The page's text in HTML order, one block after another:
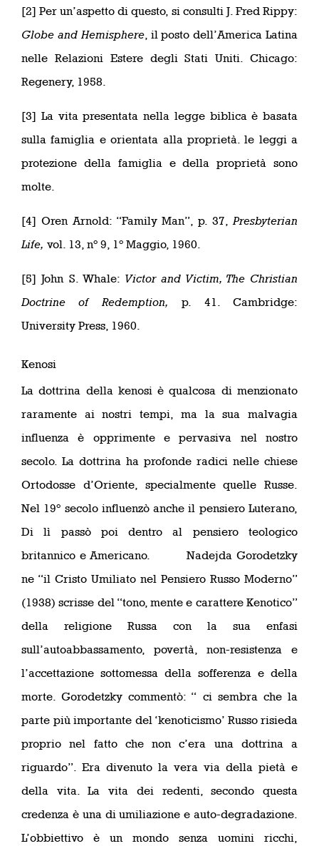
[2] Per un’aspetto di questo, si consulti J. Fred Rippy:
Globe and Hemisphere, il posto dell’America Latina
nelle Relazioni Estere degli Stati Uniti. Chicago:
Regenery, 1958.
[3] La vita presentata nella legge biblica è basata
sulla famiglia e orientata alla proprietà. le leggi a
protezione della famiglia e della proprietà sono
molte.
[4] Oren Arnold: “Family Man”, p. 37,Presbyterian
Life, vol. 13, n° 9, 1° Maggio, 1960.
[5] John S. Whale: Victor and Victim, The Christian
Doctrine of Redemption, p. 41. Cambridge:
University Press, 1960.
Kenosi
La dottrina della kenosi è qualcosa di menzionato
raramente ai nostri tempi, ma la sua malvagia
influenza è opprimente e pervasiva nel nostro
secolo. La dottrina ha profonde radici nelle chiese
Ortodosse d’Oriente, specialmente quelle Russe.
Nel 19° secolo influenzò anche il pensiero Luterano,
Di lì passò poi dentro al pensiero teologico
britannico e Americano. Nadejda Gorodetzky
ne “il Cristo Umiliato nel Pensiero Russo Moderno”
(1938) scrisse del “tono, mente e carattere Kenotico”
della religione Russa con la sua enfasi
sull’autoabbassamento, povertà, non-resistenza e
l’accettazione sottomessa della sofferenza e della
morte. Gorodetzky commentò: “ ci sembra che la
parte più importante del ‘kenoticismo’ Russo risieda
proprio nel fatto che non c’era una dottrina a
riguardo”. Era divenuto la vera via della pietà e
della vita. La vita dei redenti, secondo questa
credenza è una di umiliazione e auto-degradazione.
L’obbiettivo è un mondo senza uomini ricchi,